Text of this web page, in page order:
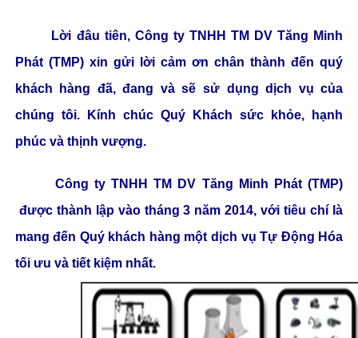
Lời đâu tiên, Công ty TNHH TM DV Tăng Minh
Phát (TMP) xin gửi lời cảm ơn chân thành đến quý
khách hàng đã, đang và sẽ sử dụng dịch vụ của
chúng tôi. Kính chúc Quý Khách sức khỏe, hạnh
phúc và thịnh vượng.
Công ty TNHH TM DV Tăng Minh Phát (TMP)
được thành lập vào tháng 3 năm 2014, với tiêu chí là
mang đến Quý khách hàng một dịch vụ Tự Động Hóa
tối ưu và tiết kiệm nhất.